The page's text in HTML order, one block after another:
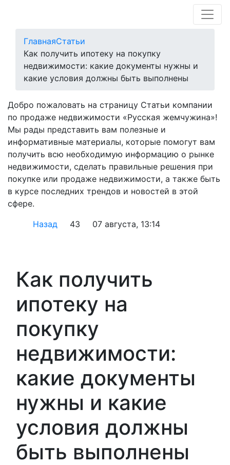
ГлавнаяСтатьи
Как получить ипотеку на покупку
недвижимости: какие документы нужны и
какие условия должны быть выполнены
Добро пожаловать на страницу Статьи компании
по продаже недвижимости «Русская жемчужина»!
Мы рады представить вам полезные и
информативные материалы, которые помогут вам
получить всю необходимую информацию о рынке
недвижимости, сделать правильные решения при
покупке или продаже недвижимости, а также быть
в курсе последних трендов и новостей в этой
сфере.
Назад
43 07 августа, 13:14
Как получить
ипотеку на
покупку
недвижимости:
какие документы
нужны и какие
условия должны
быть выполнены